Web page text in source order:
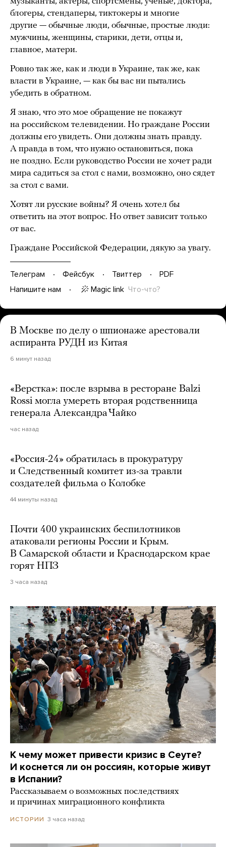
блогеры, стендаперы, тиктокеры и многие
другие — обычные люди, обычные, простые люди:
мужчины, женщины, старики, дети, отцы и,
главное, матери.
Ровно так же, как и люди в Украине, так же, как
власти в Украине, — как бы вас ни пытались
убедить в обратном.
Я знаю, что это мое обращение не покажут
на российском телевидении. Но граждане России
должны его увидеть. Они должны знать правду.
А правда в том, что нужно остановиться, пока
не поздно. Если руководство России не хочет ради
мира садиться за стол с нами, возможно, оно сядет
за стол с вами.
Хотят ли русские войны? Я очень хотел бы
ответить на этот вопрос. Но ответ зависит только
от вас.
Граждане Роcсийской Федерации, дякую за увагу.
Телеграм Фейсбук Твиттер
PDF
Напишите нам
Magic link Что-что?
В Москве по делу о шпионаже арестовали
аспиранта РУДН из Китая
6 минут назад
«Верстка»: после взрыва в ресторане Balzi
Rossi могла умереть вторая родственница
генерала Александра Чайко
час назад
«Россия-24» обратилась в прокуратуру
и Следственный комитет из-за травли
создателей фильма о Колобке
44 минуты назад
Почти 400 украинских беспилотников
атаковали регионы России и Крым.
В Самарской области и Краснодарском крае
горят НПЗ
3 часа назад
К чему может привести кризис в Сеуте?
И коснется ли он россиян, которые живут
в Испании?
Рассказываем о возможных последствиях
и причинах миграционного конфликта
ИСТОРИИ 3 часа назад